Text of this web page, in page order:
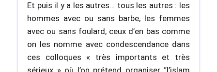
Et puis il y a les autres… tous les autres : les
hommes avec ou sans barbe, les femmes
avec ou sans foulard, ceux d’en bas comme
on les nomme avec condescendance dans
ces colloques « très importants et très